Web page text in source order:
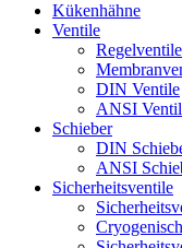
Kükenhähne
Ventile
Regelventile
DIN Ventile
ANSI
Schieber
DIN
ANSI
Sicherheitsventile